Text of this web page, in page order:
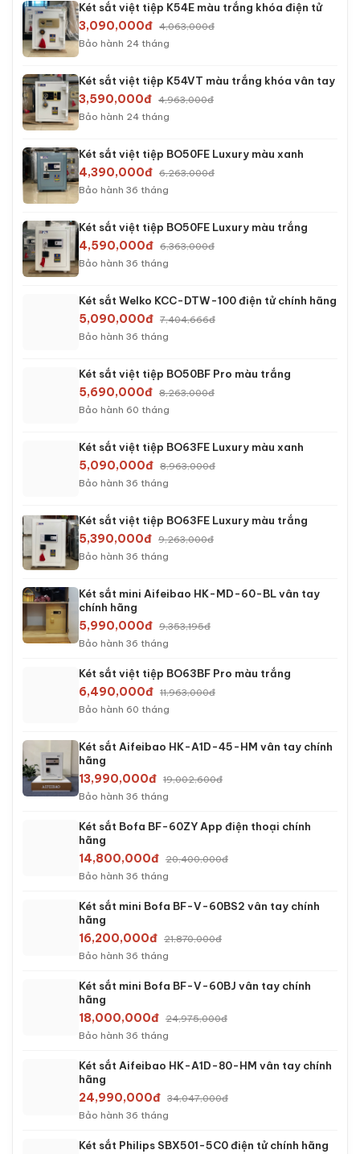
Két sắt việt tiệp K54E màu trắng khóa điện tử
3,090,000đ 4,063,000đ
Bảo hành 24 tháng
Két sắt việt tiệp K54VT màu trắng khóa vân tay
3,590,000đ 4,963,000đ
Bảo hành 24 tháng
Két sắt việt tiệp BO50FE Luxury màu xanh
4,390,000đ 6,263,000đ
Bảo hành 36 tháng
Két sắt việt tiệp BO50FE Luxury màu trắng
4,590,000đ 6,363,000đ
Bảo hành 36 tháng
Két sắt Welko KCC-DTW-100 điện tử chính hãng
5,090,000đ 7,404,666đ
Bảo hành 36 tháng
Két sắt việt tiệp BO50BF Pro màu trắng
5,690,000đ 8,263,000đ
Bảo hành 60 tháng
Két sắt việt tiệp BO63FE Luxury màu xanh
5,090,000đ 8,963,000đ
Bảo hành 36 tháng
Két sắt việt tiệp BO63FE Luxury màu trắng
5,390,000đ 9,263,000đ
Bảo hành 36 tháng
Két sắt mini Aifeibao HK-MD-60-BL vân tay
chính hãng
5,990,000đ 9,353,195đ
Bảo hành 36 tháng
Két sắt việt tiệp BO63BF Pro màu trắng
6,490,000đ 11,963,000đ
Bảo hành 60 tháng
Két sắt Aifeibao HK-A1D-45-HM vân tay chính
hãng
13,990,000đ 19,002,600đ
Bảo hành 36 tháng
Két sắt Bofa BF-60ZY App điện thoại chính
hãng
14,800,000đ 20,400,000đ
Bảo hành 36 tháng
Két sắt mini Bofa BF-V-60BS2 vân tay chính
hãng
16,200,000đ 21,870,000đ
Bảo hành 36 tháng
Két sắt mini Bofa BF-V-60BJ vân tay chính
hãng
18,000,000đ 24,975,000đ
Bảo hành 36 tháng
Két sắt Aifeibao HK-A1D-80-HM vân tay chính
hãng
24,990,000đ 34,047,000đ
Bảo hành 36 tháng
Két sắt Philips SBX501-5C0 điện tử chính hãng